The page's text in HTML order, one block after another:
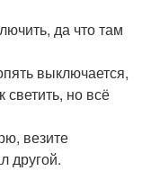
да что там
выключается,
светить, но всё
везите
другой.